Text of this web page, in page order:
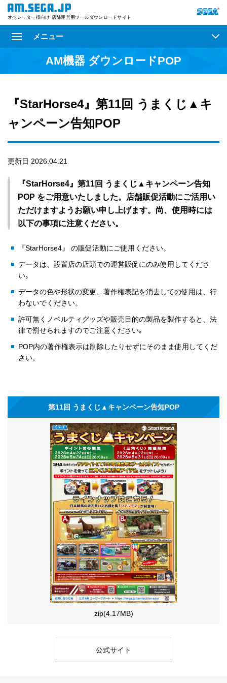
オペレーター様向け 店舗運営用ツールダウンロードサイト
メニュー
AM機器 ダウンロードPOP
『StarHorse4』第11回 うまくじ▲キ
ャンペーン告知POP
更新日 2026.04.21
『StarHorse4』第11回 うまくじ▲キャンペーン告知
POP をご用意いたしました。店舗販促活動にご活用い
ただけますようお願い申し上げます。尚、使用時には
以下の事項に注意ください。
『StarHorse4』 の販促活動にご使用ください。
データは、設置店の店頭での運営販促にのみ使用してくださ
い｡
データの色や形状の変更、著作権表記を消去しての使用は、行
わないでください。
許可無くノベルティグッズや販売目的の製品を製作すると、法
律で罰せられますのでご注意ください｡
POP内の著作権表示は削除したりせずにそのまま使用してくだ
さい。
第11回 うまくじ▲キャンペーン告知POP
zip(4.17MB)
公式サイト